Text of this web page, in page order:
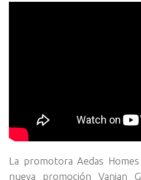
La promotora Aedas
nueva promoción Vanian